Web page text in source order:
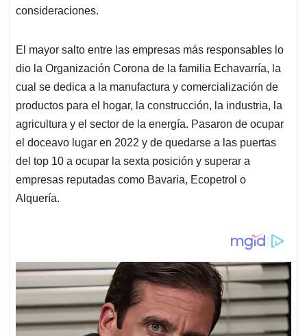
consideraciones.
El mayor salto entre las empresas más responsables lo
dio la Organización Corona de la familia Echavarría, la
cual se dedica a la manufactura y comercialización de
productos para el hogar, la construcción, la industria, la
agricultura y el sector de la energía. Pasaron de ocupar
el doceavo lugar en 2022 y de quedarse a las puertas
del top 10 a ocupar la sexta posición y superar a
empresas reputadas como Bavaria, Ecopetrol o
Alquería.